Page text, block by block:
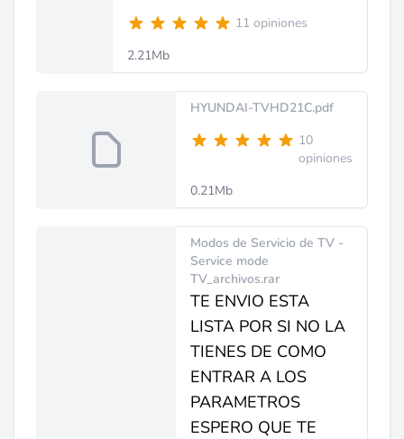
11 opiniones
2.21Mb
HYUNDAI-TVHD21C.pdf
10
opiniones
0.21Mb
Modos de Servicio de TV -
Service mode
TV_archivos.rar
TE ENVIO ESTA
LISTA POR SI NO LA
TIENES DE COMO
ENTRAR A LOS
PARAMETROS
ESPERO QUE TE